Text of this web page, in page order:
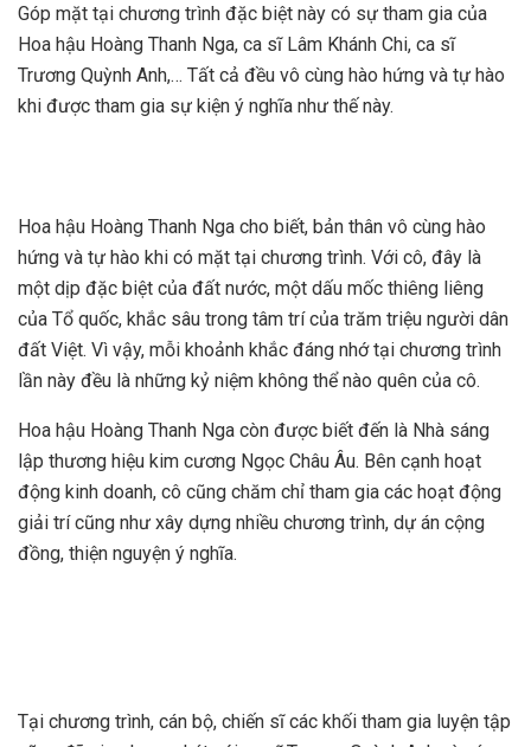
Góp mặt tại chương trình đặc biệt này có sự tham gia của
Hoa hậu Hoàng Thanh Nga, ca sĩ Lâm Khánh Chi, ca sĩ
Trương Quỳnh Anh,… Tất cả đều vô cùng hào hứng và tự hào
khi được tham gia sự kiện ý nghĩa như thế này.
Hoa hậu Hoàng Thanh Nga cho biết, bản thân vô cùng hào
hứng và tự hào khi có mặt tại chương trình. Với cô, đây là
một dịp đặc biệt của đất nước, một dấu mốc thiêng liêng
của Tổ quốc, khắc sâu trong tâm trí của trăm triệu người dân
đất Việt. Vì vậy, mỗi khoảnh khắc đáng nhớ tại chương trình
lần này đều là những kỷ niệm không thể nào quên của cô.
Hoa hậu Hoàng Thanh Nga còn được biết đến là Nhà sáng
lập thương hiệu kim cương Ngọc Châu Âu. Bên cạnh hoạt
động kinh doanh, cô cũng chăm chỉ tham gia các hoạt động
giải trí cũng như xây dựng nhiều chương trình, dự án cộng
đồng, thiện nguyện ý nghĩa.
Tại chương trình, cán bộ, chiến sĩ các khối tham gia luyện tập